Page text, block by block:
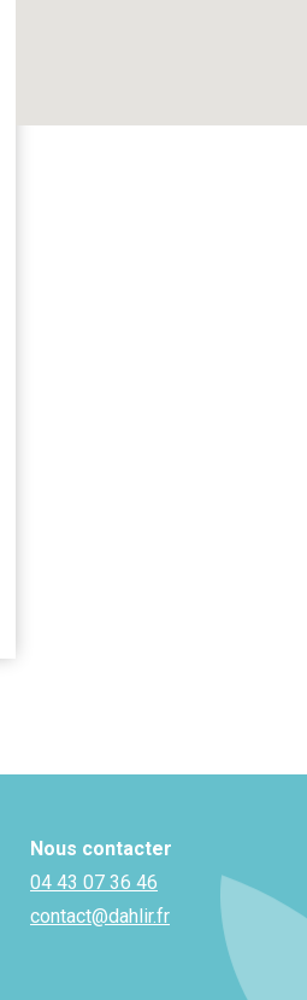
Nous contacter
04 43 07 36 46
contact@dahlir.fr